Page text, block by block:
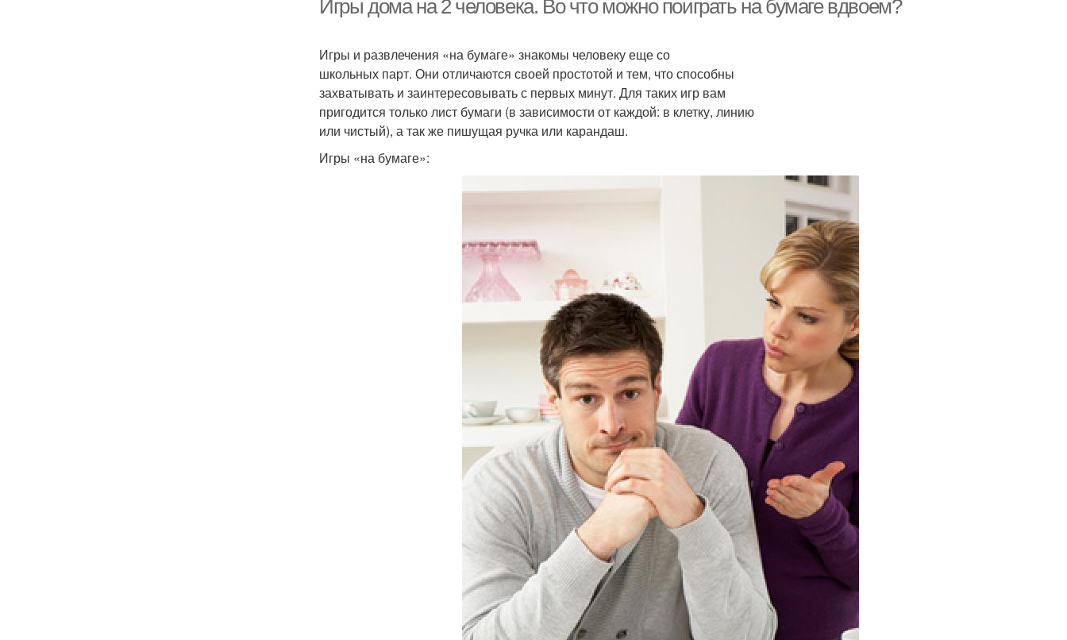
Игры дома на 2 человека. Во что можно поиграть на бумаге вдвоем?
Игры и развлечения «на бумаге» знакомы человеку еще со
школьных парт. Они отличаются своей простотой и тем, что способны
захватывать и заинтересовывать с первых минут. Для таких игр вам
пригодится только лист бумаги (в зависимости от каждой: в клетку, линию
или чистый), а так же пишущая ручка или карандаш.
Игры «на бумаге»: